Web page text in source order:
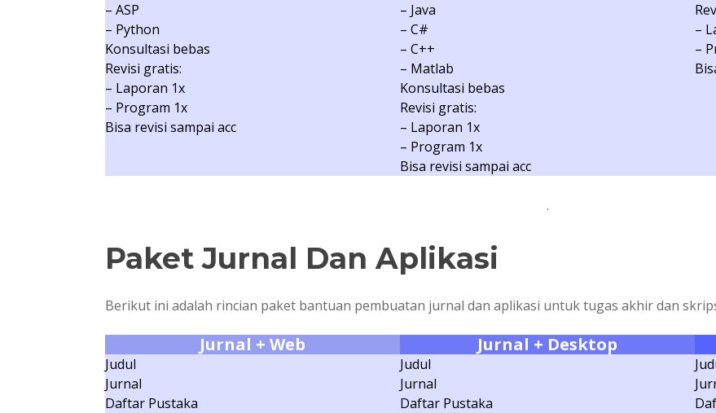
– ASP
– Python
Konsultasi bebas
Revisi gratis:
– Laporan 1x
– Program 1x
Bisa revisi sampai acc
– Java
– C#
– C++
– Matlab
Konsultasi bebas
Revisi gratis:
– Laporan 1x
– Program 1x
Bisa revisi sampai acc
–
–
.
Paket Jurnal Dan Aplikasi
Berikut ini adalah rincian paket bantuan pembuatan jurnal dan aplikasi untuk tugas akhir dan
Jurnal + Web
Judul
Jurnal
Daftar Pustaka
Jurnal + Desktop
Judul
Jurnal
Daftar Pustaka